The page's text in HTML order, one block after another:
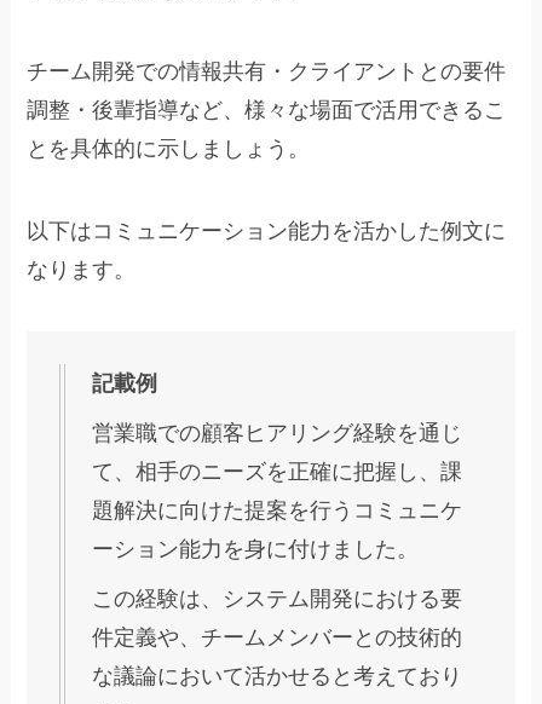
チーム開発での情報共有・クライアントとの要件
調整・後輩指導など、様々な場面で活用できるこ
とを具体的に示しましょう。
以下はコミュニケーション能力を活かした例文に
なります。
記載例
営業職での顧客ヒアリング経験を通じ
て、相手のニーズを正確に把握し、課
題解決に向けた提案を行うコミュニケ
ーション能力を身に付けました。
この経験は、システム開発における要
件定義や、チームメンバーとの技術的
な議論において活かせると考えており